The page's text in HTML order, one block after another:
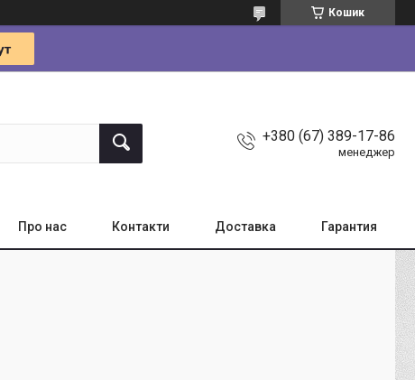
Кошик
+380 (67) 389-17-86
менеджер
Про нас Контакти Доставка Гарантия